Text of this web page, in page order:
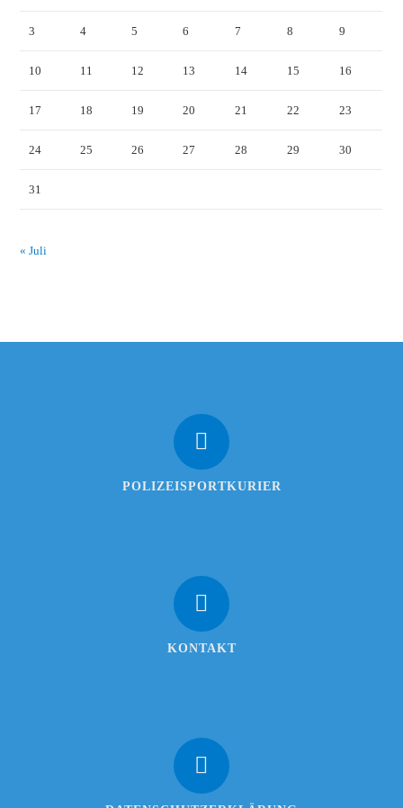
3 4 5 6 7 8 9
10 11 12 13 14 15 16
17 18 19 20 21 22 23
24 25 26 27 28 29 30
31
« Juli
POLIZEISPORTKURIER
KONTAKT